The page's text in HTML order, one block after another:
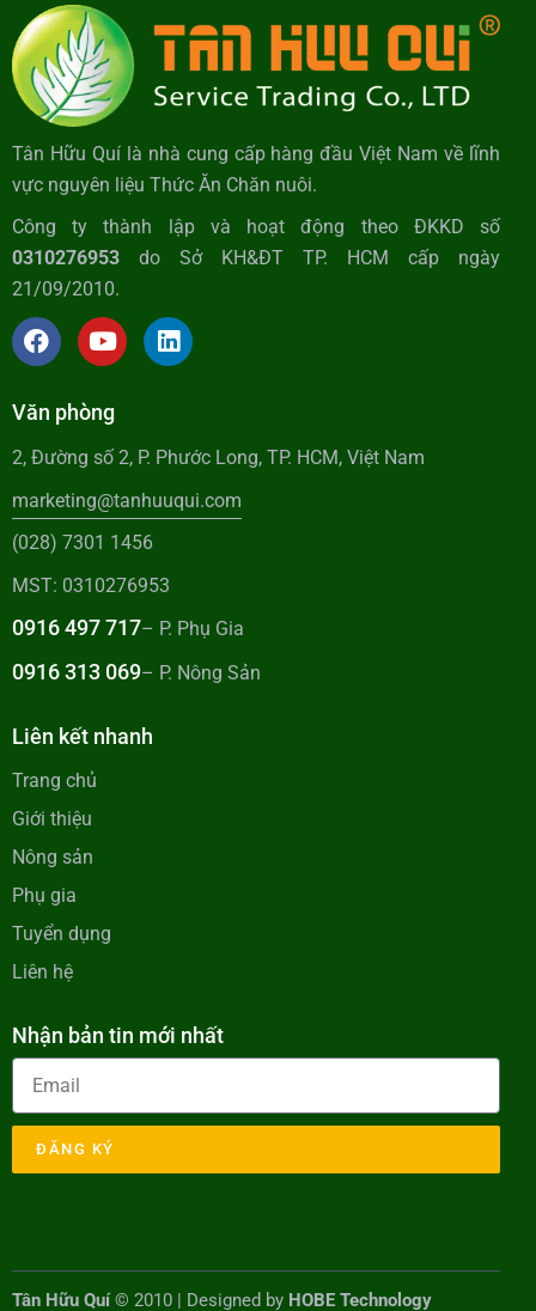
Tân Hữu Quí là nhà cung cấp hàng đầu Việt Nam về lĩnh
vực nguyên liệu Thức Ăn Chăn nuôi.
Công ty thành lập và hoạt động theo ĐKKD số
0310276953 do Sở KH&ĐT TP. HCM cấp ngày
21/09/2010.
Văn phòng
2, Đường số 2, P. Phước Long, TP. HCM, Việt Nam
marketing@tanhuuqui.com
(028) 7301 1456
MST: 0310276953
0916 497 717– P. Phụ Gia
0916 313 069– P. Nông Sản
Liên kết nhanh
Trang chủ
Giới thiệu
Nông sản
Phụ gia
Tuyển dụng
Liên hệ
Nhận bản tin mới nhất
ĐĂNG KÝ
Tân Hữu Quí© 2010 | Designed by HOBE Technology